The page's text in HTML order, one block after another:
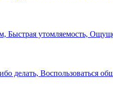
Быстрая утомляемость,
делать, Воспользоваться